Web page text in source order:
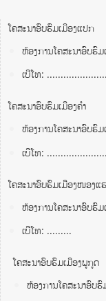
ໂຄສະນາອົບຮົມເມືອງແປກ
ຫ້ອງການໂຄສະນາອົບຮົມ
ເບີໂທ:
ໂຄສະນາອົບຮົມເມືອງຄໍາ
ຫ້ອງການໂຄສະນາອົບຮົມ
ເບີໂທ: ......................
ໂຄສະນາອົບຮົມເມືອງໜອງແ
ຫ້ອງການໂຄສະນາອົບຮົມ
ເບີໂທ: .........
ໂຄສະນາອົບຮົມເມືອງພູກູດ
ຫ້ອງການໂຄສະນາອົບຮົ